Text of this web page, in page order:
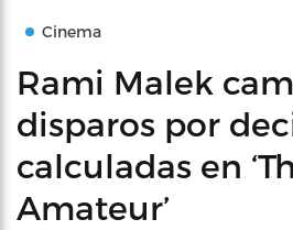
Cinema
Rami Malek
disparos por
calculadas en
Amateur’